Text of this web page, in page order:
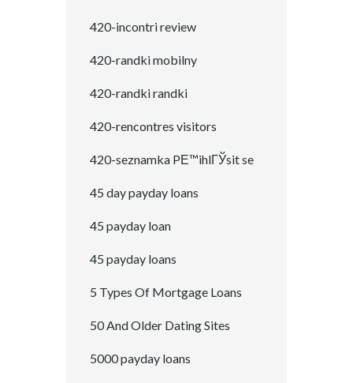
420-incontri review
420-randki mobilny
420-randki randki
420-rencontres visitors
420-seznamka PЕ™ihlГЎsit se
45 day payday loans
45 payday loan
45 payday loans
5 Types Of Mortgage Loans
50 And Older Dating Sites
5000 payday loans